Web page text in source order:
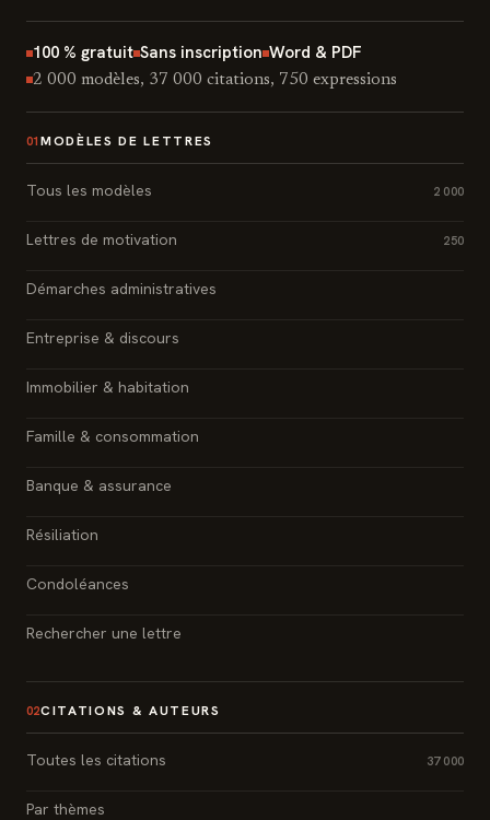
100 % gratuit Sans inscription Word & PDF
2 000 modèles, 37 000 citations, 750 expressions
01 MODÈLES DE LETTRES
Tous les modèles 2 000
Lettres de motivation 250
Démarches administratives
Entreprise & discours
Immobilier & habitation
Famille & consommation
Banque & assurance
Résiliation
Condoléances
Rechercher une lettre
02CITATIONS & AUTEURS
Toutes les citations 37 000
Par thèmes